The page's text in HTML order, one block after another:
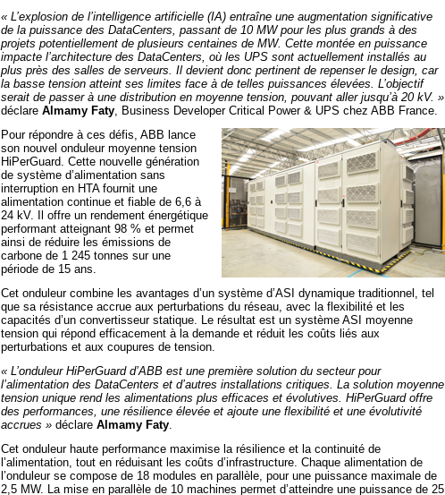
« L’explosion de l’intelligence artificielle (IA) entraîne une augmentation significative
de la puissance des DataCenters, passant de 10 MW pour les plus grands à des
projets potentiellement de plusieurs centaines de MW. Cette montée en puissance
impacte l’architecture des DataCenters, où les UPS sont actuellement installés au
plus près des salles de serveurs. Il devient donc pertinent de repenser le design, car
la basse tension atteint ses limites face à de telles puissances élevées. L’objectif
serait de passer à une distribution en moyenne tension, pouvant aller jusqu’à 20 kV. »
déclare Almamy Faty, Business Developer Critical Power & UPS chez ABB France.
Pour répondre à ces défis, ABB lance
son nouvel onduleur moyenne tension
HiPerGuard. Cette nouvelle génération
de système d’alimentation sans
interruption en HTA fournit une
alimentation continue et fiable de 6,6 à
24 kV. Il offre un rendement énergétique
performant atteignant 98 % et permet
ainsi de réduire les émissions de
carbone de 1 245 tonnes sur une
période de 15 ans.
Cet onduleur combine les avantages d’un système d’ASI dynamique traditionnel, tel
que sa résistance accrue aux perturbations du réseau, avec la flexibilité et les
capacités d’un convertisseur statique. Le résultat est un système ASI moyenne
tension qui répond efficacement à la demande et réduit les coûts liés aux
perturbations et aux coupures de tension.
« L’onduleur HiPerGuard d’ABB est une première solution du secteur pour
l’alimentation des DataCenters et d’autres installations critiques. La solution moyenne
tension unique rend les alimentations plus efficaces et évolutives. HiPerGuard offre
des performances, une résilience élevée et ajoute une flexibilité et une évolutivité
accrues » déclare Almamy Faty.
Cet onduleur haute performance maximise la résilience et la continuité de
l’alimentation, tout en réduisant les coûts d’infrastructure. Chaque alimentation de
l’onduleur se compose de 18 modules en parallèle, pour une puissance maximale de
2,5 MW. La mise en parallèle de 10 machines permet d’atteindre une puissance de 25